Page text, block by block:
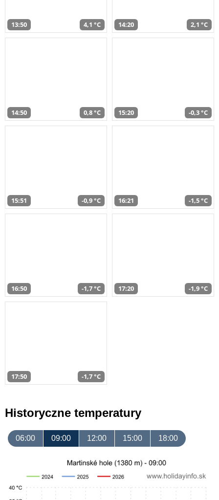
13:50 4,1 °C 14:20 2,1 °C
14:50 0,8 °C 15:20 -0,3 °C
15:51 -0,9 °C 16:21 -1,5 °C
16:50 -1,7 °C 17:20 -1,9 °C
17:50 -1,7 °C
Historyczne temperatury
06:00 09:00 12:00 15:00 18:00